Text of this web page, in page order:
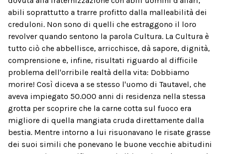
abili soprattutto a trarre profitto dalla malleabilità dei
creduloni. Non sono di quelli che estraggono il loro
revolver quando sentono la parola Cultura. La Cultura è
tutto ciò che abbellisce, arricchisce, dà sapore, dignità,
comprensione e, infine, risultati riguardo al difficile
problema dell'orribile realtà della vita: Dobbiamo
morire! Così diceva a se stesso l'uomo di Tautavel, che
aveva impiegato 50.000 anni di residenza nella stessa
grotta per scoprire che la carne cotta sul fuoco era
migliore di quella mangiata cruda direttamente dalla
bestia. Mentre intorno a lui risuonavano le risate grasse
dei suoi simili che ponevano le buone vecchie abitudini